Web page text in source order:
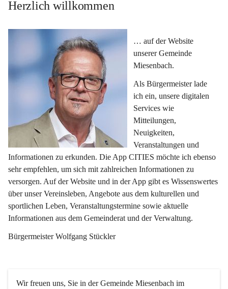
Herzlich willkommen
… auf der Website
unserer Gemeinde
Miesenbach.
Als Bürgermeister lade
ich ein, unsere digitalen
Services wie
Mitteilungen,
Neuigkeiten,
Veranstaltungen und
Informationen zu erkunden. Die App CITIES möchte ich ebenso
sehr empfehlen, um sich mit zahlreichen Informationen zu
versorgen. Auf der Website und in der App gibt es Wissenswertes
über unser Vereinsleben, Angebote aus dem kulturellen und
sportlichen Leben, Veranstaltungstermine sowie aktuelle
Informationen aus dem Gemeinderat und der Verwaltung.
Bürgermeister Wolfgang Stückler
Wir freuen uns, Sie in der Gemeinde Miesenbach im